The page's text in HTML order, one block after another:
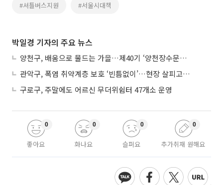
#셔틀버스지원 #서울시대책
박일경 기자의 주요 뉴스
양천구, 배움으로 물드는 가을…제40기 ‘양천장수문화대학’ 수강생 모집
관악구, 폭염 취약계층 보호 ‘빈틈없이’…현장 살피고 지원 넓힌다
구로구, 주말에도 어르신 무더위쉼터 47개소 운영
좋아요
0
화나요
0
슬퍼요
0
추가취재 원해요
0